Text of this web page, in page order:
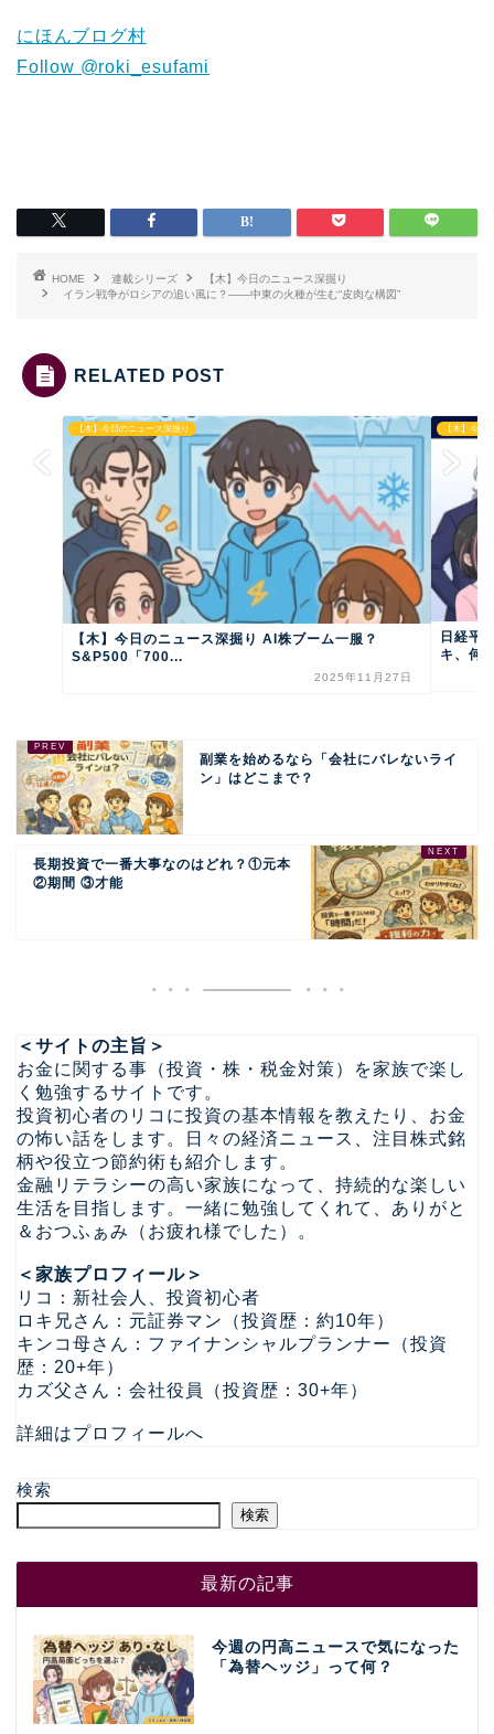
にほんブログ村
Follow @roki_esufami
HOME 連載シリーズ
【木】今日のニュース深掘り
イラン戦争がロシアの追い風に？――中東の火種が生む“皮肉な構図”
RELATED POST
【木】今日のニュース深掘り
【木】今日のニュース深掘り AI株ブーム一服？
S&P500「700...
2025年11月27日
【木】今日
日経平
キ、何
副業を始めるなら「会社にバレないライ
ン」はどこまで？
長期投資で一番大事なのはどれ？①元本
②期間 ③才能
＜サイトの主旨＞
お金に関する事（投資・株・税金対策）を家族で楽し
く勉強するサイトです。
投資初心者のリコに投資の基本情報を教えたり、お金
の怖い話をします。日々の経済ニュース、注目株式銘
柄や役立つ節約術も紹介します。
金融リテラシーの高い家族になって、持続的な楽しい
生活を目指します。一緒に勉強してくれて、ありがと
＆おつふぁみ（お疲れ様でした）。
＜家族プロフィール＞
リコ：新社会人、投資初心者
ロキ兄さん：元証券マン（投資歴：約10年）
キンコ母さん：ファイナンシャルプランナー（投資
歴：20+年）
カズ父さん：会社役員（投資歴：30+年）
詳細はプロフィールへ
検索
検索
最新の記事
今週の円高ニュースで気になった
「為替ヘッジ」って何？